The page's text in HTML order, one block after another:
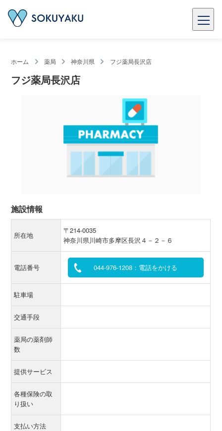
ホーム 薬局 神奈川県 フジ薬局長沢店
フジ薬局長沢店
施設情報
所在地
〒214-0035
神奈川県川崎市多摩区長沢４－２－６
電話番号 044-976-1208：電話をかける
駐車場
交通手段
薬局の薬剤師
数
提供サービス
各種保険の取
り扱い
支払い方法